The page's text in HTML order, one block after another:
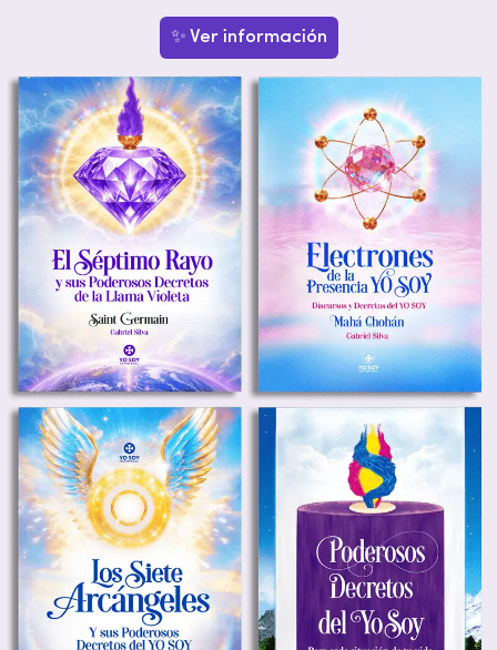
✨ Ver información